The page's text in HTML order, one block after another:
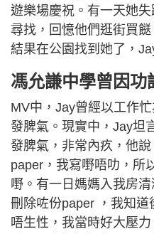
遊樂場慶祝。有一天她
尋找，回憶他們逛街買
結果在公園找到她了，
馮允謙中學曾因功
MV中，Jay曾經以工作
發脾氣。現實中，Jay坦
發脾氣，非常內疚，他
paper，我寫嘢唔叻，所
嘢。有一日媽媽入我房
刪除咗份paper ，我知
唔生性，我當時好大壓